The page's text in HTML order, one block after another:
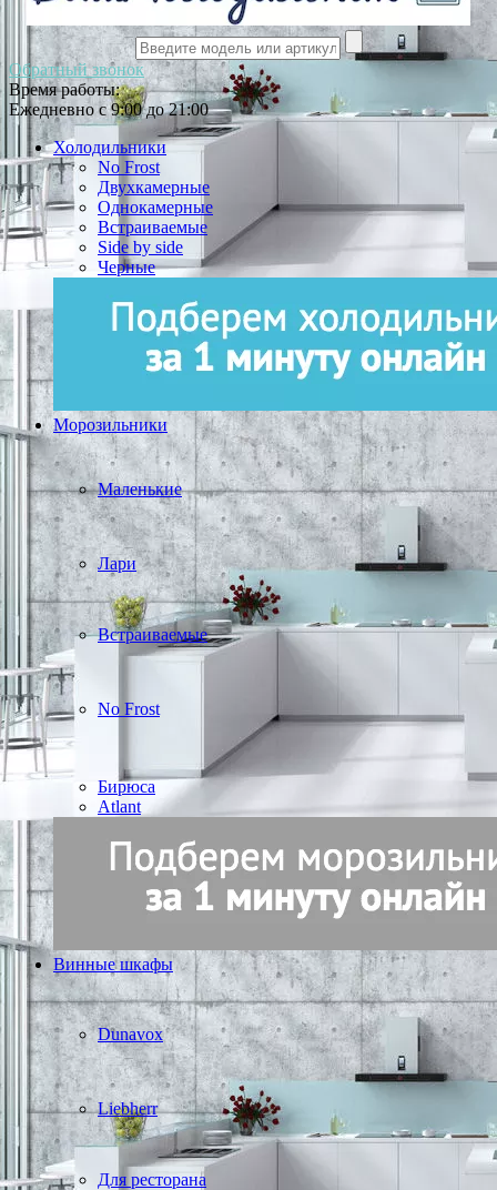
Обратный звонок
Время работы:
Ежедневно с 9:00 до 21:00
Холодильники
No Frost
Двухкамерные
Однокамерные
Встраиваемые
Side by side
Черные
Морозильники
Маленькие
Лари
Встраиваемые
No Frost
Бирюса
Atlant
Винные шкафы
Dunavox
Liebherr
Для ресторана